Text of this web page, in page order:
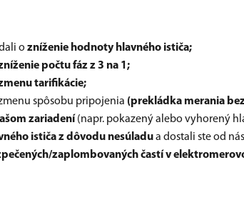
o zníženie hodnoty hlavného ističa;
počtu fáz z 3 na 1;
tarifikácie;
spôsobu pripojenia (prekládka merania
zariadení(napr. pokazený alebo vyhorený
ističa z dôvodu nesúladua dostali ste od
zaplombovaných častí v